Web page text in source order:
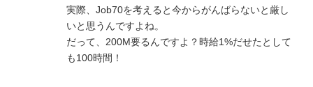
実際、Job70を考えると今からがんばらないと厳し
いと思うんですよね。
だって、200M要るんですよ？時給1%だせたとして
も100時間！